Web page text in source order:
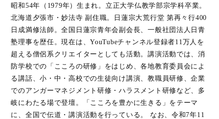
昭和54年（1979年）生まれ。立正大学仏教学部宗学科卒業。
北海道夕張市・妙法寺 副住職。日蓮宗大荒行堂 第再々行400
日成満修法師。全国日蓮宗青年会副会長、一般社団法人日青
塾理事を歴任。現在は、YouTubeチャンネル登録者11万人を
超える僧侶系クリエイターとしても活動。講演活動では、消
防学校での「こころの研修」をはじめ、各地教育委員会によ
る講話、小・中・高校での生徒向け講演、教職員研修、企業
でのアンガーマネジメント研修・ハラスメント研修など、多
岐にわたる場で登壇。「こころを豊かに生きる」をテーマ
に、全国で伝道・講演活動を行っている。 なお、令和7年11